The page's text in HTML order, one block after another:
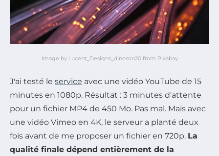
Image by Lucent_Designs_dinoson20 from Pixabay
J'ai testé le service avec une vidéo YouTube de 15
minutes en 1080p. Résultat : 3 minutes d'attente
pour un fichier MP4 de 450 Mo. Pas mal. Mais avec
une vidéo Vimeo en 4K, le serveur a planté deux
fois avant de me proposer un fichier en 720p. La
qualité finale dépend entièrement de la